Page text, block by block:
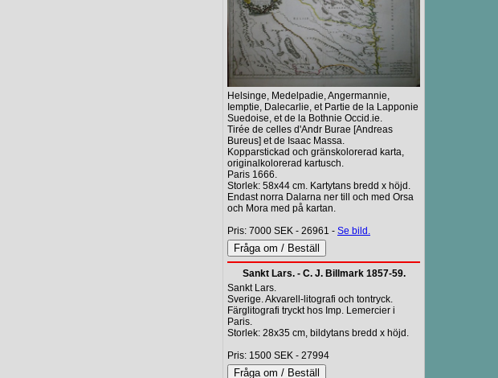
Helsinge, Medelpadie, Angermannie,
Iemptie, Dalecarlie, et Partie de la Lapponie
Suedoise, et de la Bothnie Occid.ie.
Tirée de celles d'Andr Burae [Andreas
Bureus] et de Isaac Massa.
Kopparstickad och gränskolorerad karta,
originalkolorerad kartusch.
Paris 1666.
Storlek: 58x44 cm. Kartytans bredd x höjd.
Endast norra Dalarna ner till och med Orsa
och Mora med på kartan.
Pris: 7000 SEK - 26961 - Se bild.
Sankt Lars. - C. J. Billmark 1857-59.
Sankt Lars.
Sverige. Akvarell-litografi och tontryck.
Färglitografi tryckt hos Imp. Lemercier i
Paris.
Storlek: 28x35 cm, bildytans bredd x höjd.
Pris: 1500 SEK - 27994